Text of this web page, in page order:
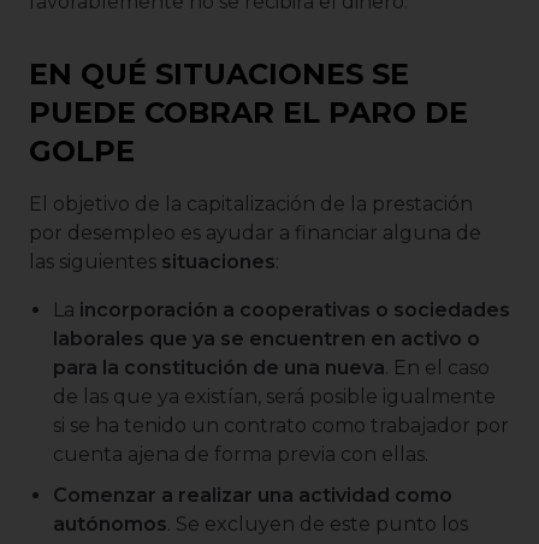
EN QUÉ SITUACIONES SE
PUEDE COBRAR EL PARO DE
GOLPE
El objetivo de la capitalización de la prestación
por desempleo es ayudar a financiar alguna de
las siguientes situaciones:
La incorporación a cooperativas o sociedades
laborales que ya se encuentren en activo o
para la constitución de una nueva. En el caso
de las que ya existían, será posible igualmente
si se ha tenido un contrato como trabajador por
cuenta ajena de forma previa con ellas.
Comenzar a realizar una actividad como
autónomos. Se excluyen de este punto los